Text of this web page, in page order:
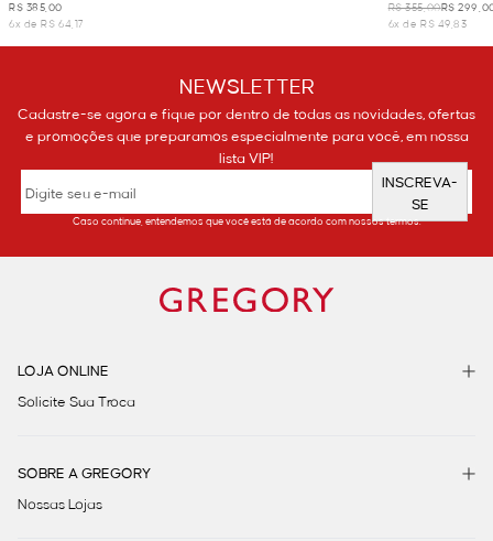
R$ 385,00
6x de R$ 64,17
R$ 355,00R$
6x de R$ 49,83
NEWSLETTER
Cadastre-se agora e fique por dentro de todas as novidades, ofertas
e promoções que preparamos especialmente para você, em nossa
lista VIP!
INSCREVA-
SE
Caso continue, entendemos que você está de acordo com nossos termos.
LOJA ONLINE
Solicite Sua Troca
SOBRE A GREGORY
Nossas Lojas